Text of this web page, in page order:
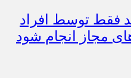
فقط توسط افراد
مجاز انجام شود